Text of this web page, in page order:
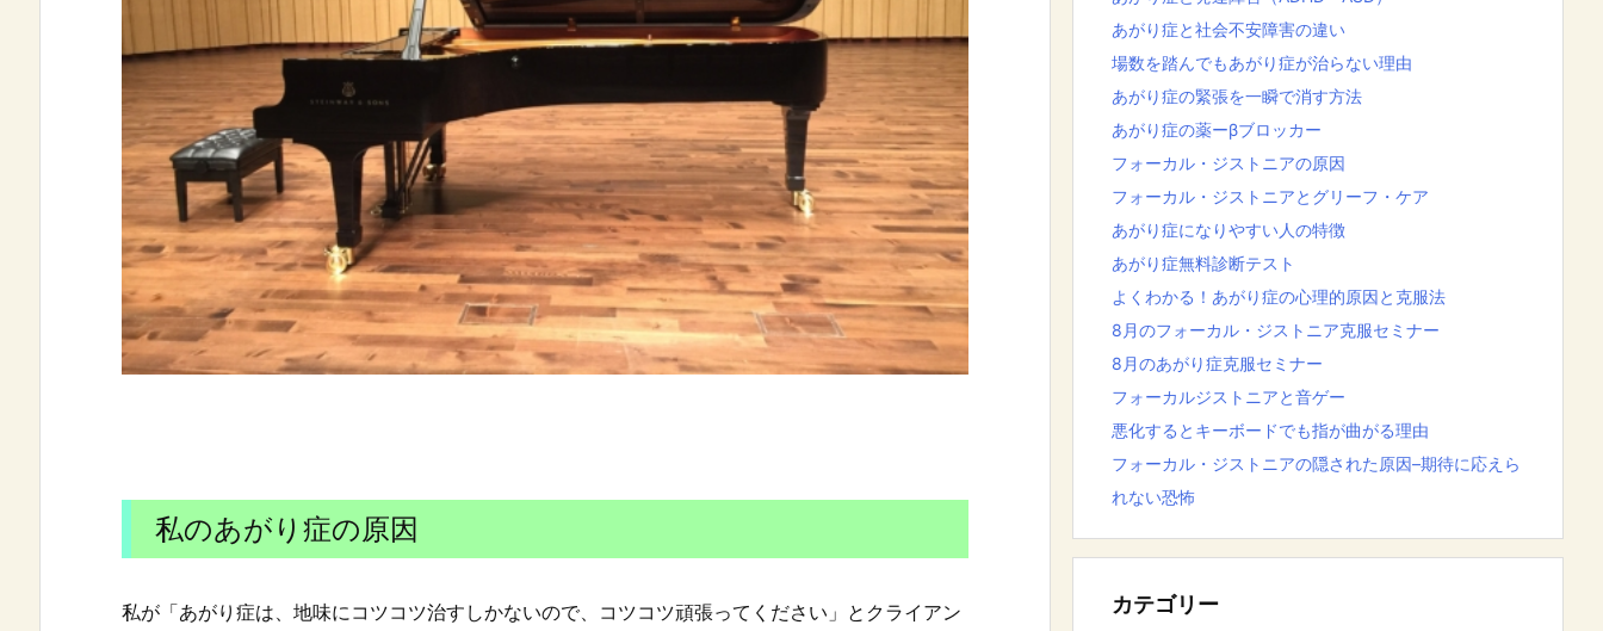
私のあがり症の原因
私が「あがり症は、地味にコツコツ治すしかないので、コツコツ頑張ってください」とクライアン
あがり症と社会不安障害の違い
場数を踏んでもあがり症が治らない理由
あがり症の緊張を一瞬で消す方法
あがり症の薬ーβブロッカー
フォーカル・ジストニアの原因
フォーカル・ジストニアとグリーフ・ケア
あがり症になりやすい人の特徴
あがり症無料診断テスト
よくわかる！あがり症の心理的原因と克服法
8月のフォーカル・ジストニア克服セミナー
8月のあがり症克服セミナー
フォーカルジストニアと音ゲー
悪化するとキーボードでも指が曲がる理由
フォーカル・ジストニアの隠された原因–期待に応えら
れない恐怖
カテゴリー